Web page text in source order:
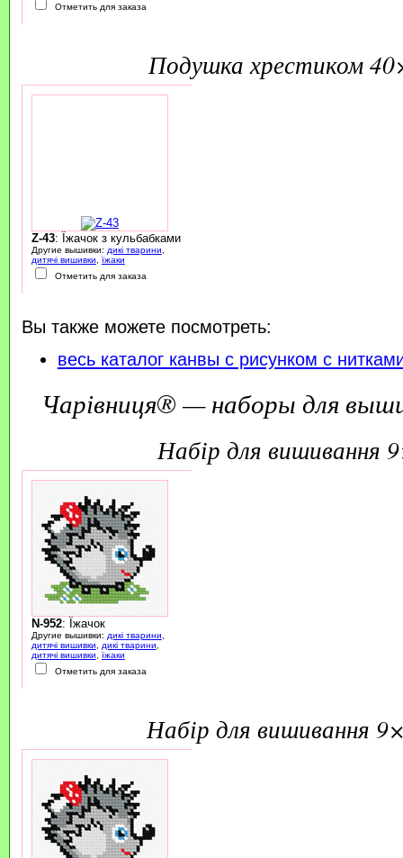
Отметить для заказа
подушка хрестиком
Z-43: Їжачок з кульбабками
Другие вышивки: дикі тварини
дитячі вишивки
їжаки
Отметить для заказа
Вы также можете посмотреть:
весь каталог канвы с рисунком с
Чарівниця® — наборы для
набір для вишивання
N-952: Їжачок
Другие вышивки: дикі тварини
дитячі вишивки
дикі тварини
дитячі вишивки
їжаки
Отметить для заказа
набір для вишивання